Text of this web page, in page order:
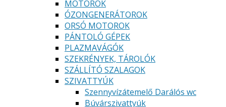
MOTOROK
ÓZONGENERÁTOROK
ORSÓ MOTOROK
PÁNTOLÓ GÉPEK
PLAZMAVÁGÓK
SZEKRÉNYEK, TÁROLÓK
SZÁLLÍTÓ SZALAGOK
SZIVATTYÚK
Szennyvízátemelő Darálós wc
Búvárszivattyúk